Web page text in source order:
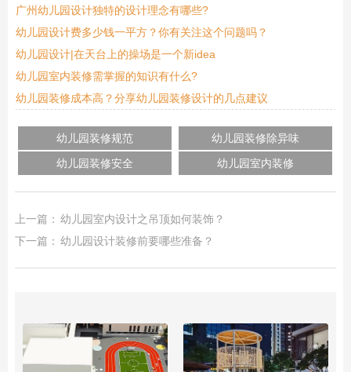
广州幼儿园设计独特的设计理念有哪些?
幼儿园设计费多少钱一平方？你有关注这个问题吗？
幼儿园设计|在天台上的操场是一个新idea
幼儿园室内装修需掌握的知识有什么?
幼儿园装修成本高？分享幼儿园装修设计的几点建议
幼儿园装修规范
幼儿园装修除异味
幼儿园装修安全
幼儿园室内装修
上一篇： 幼儿园室内设计之吊顶如何装饰？
下一篇： 幼儿园设计装修前要哪些准备？